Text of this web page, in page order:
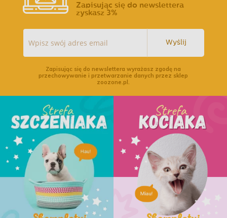
Zapisując się do newslettera
zyskasz 3%
Wyślij
Zapisując się do newslettera wyrażasz zgodę na
przechowywanie i przetwarzanie danych przez sklep
zoozone.pl.